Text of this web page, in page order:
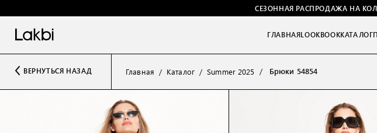
СЕЗОННАЯ РАСПРОДАЖА НА
ГЛАВНАЯLOOKBOOKКАТАЛОГ
ВЕРНУТЬСЯ НАЗАД Главная Каталог Summer 2025 Брюки 54854